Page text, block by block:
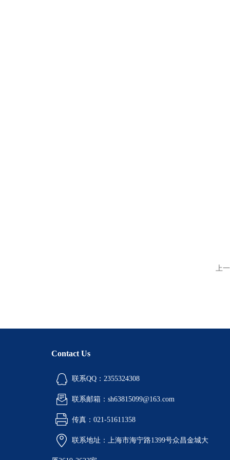
上
Contact Us
联系QQ：2355324308
联系邮箱：sh63815099@163.com
传真：021-51611358
联系地址：上海市海宁路1399号众昌金城大